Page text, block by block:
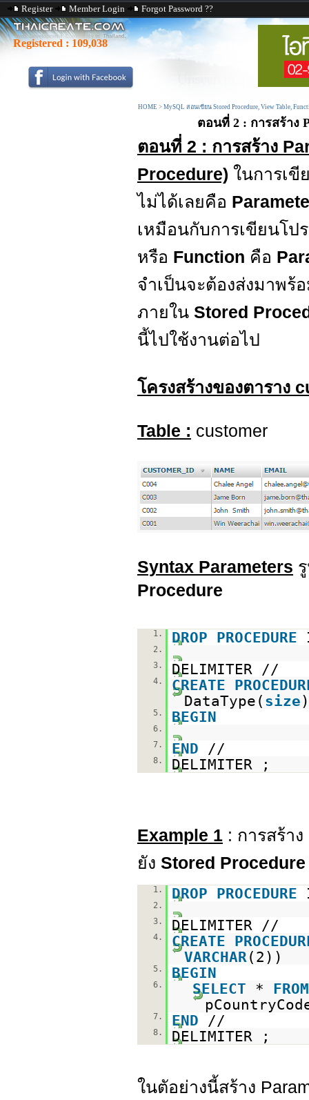
Register Member Login Forgot Password ??
Registered : 109,038
HOME > MySQL สอนเขียน Stored Procedure, View Table,
ตอนที่ 2 : การสร้าง
ตอนที่ 2 : การสร้าง
Procedure) ในการเ
ไม่ได้เลยคือ
เหมือนกับการเขียนโ
หรือ Function คือ
จำเป็นจะต้องส่งมาพร้
ภายใน Stored
นี้ไปใช้งานต่อไป
โครงสร้างของตาราง
Table : customer
Syntax Parameters
Procedure
1. DROP PROCEDURE
2.
3.
DELIMITER //
4. CREATE
DataType( size
5. BEGIN
6.
7.
END //
8. DELIMITER ;
Example 1 : การสร้าง
ยัง Stored Procedure
1. DROP PROCEDURE
2.
3.
DELIMITER //
4. CREATE
VARCHAR(2))
5. BEGIN
6. SELECT * FROM
7. END //
8. DELIMITER ;
ในตัอย่างนี้สร้าง